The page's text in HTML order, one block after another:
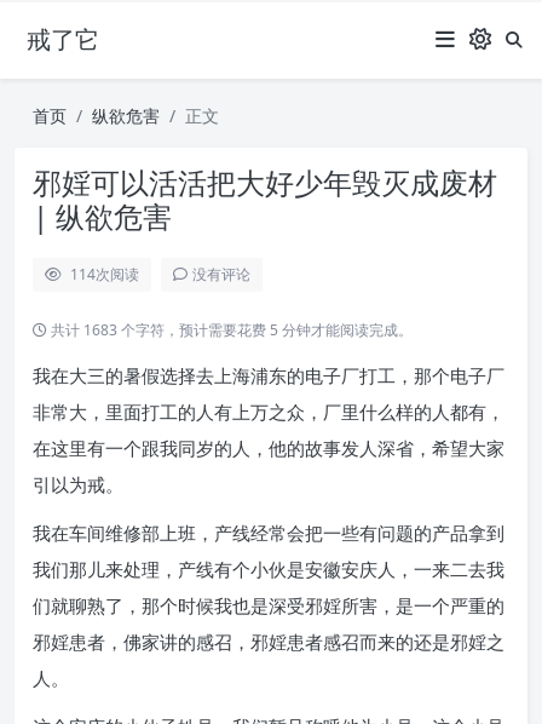
戒了它
首页 纵欲危害 正文
邪婬可以活活把大好少年毁灭成废材
| 纵欲危害
114次阅读 没有评论
共计 1683 个字符，预计需要花费 5 分钟才能阅读完成。
我在大三的暑假选择去上海浦东的电子厂打工，那个电子厂
非常大，里面打工的人有上万之众，厂里什么样的人都有，
在这里有一个跟我同岁的人，他的故事发人深省，希望大家
引以为戒。
我在车间维修部上班，产线经常会把一些有问题的产品拿到
我们那儿来处理，产线有个小伙是安徽安庆人，一来二去我
们就聊熟了，那个时候我也是深受邪婬所害，是一个严重的
邪婬患者，佛家讲的感召，邪婬患者感召而来的还是邪婬之
人。